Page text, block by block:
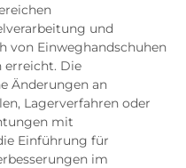
und
von Einweghandschuhen
erreicht. Die
Änderungen an
Lagerverfahren oder
mit
Einführung für
im